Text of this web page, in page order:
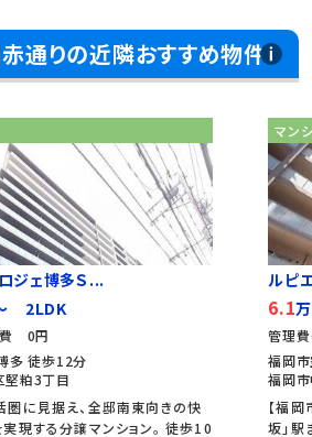
通りの近隣おすすめ物件
ジェ博多Ｓ...
2LDK
費 0円
多 徒歩12分
堅粕3丁目
圏に見据え、全邸南東向きの快
現する分譲マンション。 徒歩10
マン
ルピ
6.1
管理
福岡
福岡
【福
坂」